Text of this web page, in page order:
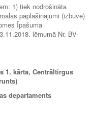
1) tiek nodrošināta
paplašinājumi (izbūve)
Īpašuma
lēmumā Nr. BV-
1. kārta, Centrāltirgus
departaments